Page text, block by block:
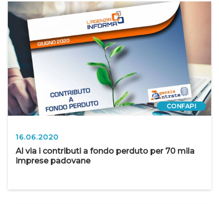
CONFAPI
16.06.2020
Al via i contributi a fondo perduto per 70 mila
imprese padovane